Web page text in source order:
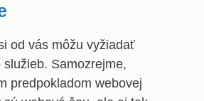
od vás môžu vyžiadať
služieb. Samozrejme,
predpokladom webovej